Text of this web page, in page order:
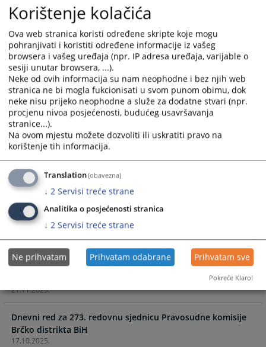
question
key
to
get
the
keyboard
shortcuts
for
changing
dates.
question
key
to
get
the
keyboard
shortcuts
for
changing
30.04.2026.
Dnevni red za 279. redovnu sjednicu Pravosudne komisije
Brčko distrikta BiH
19.03.2026.
Dnevni red za 278. redovnu sjednicu Pravosudne komisije
Brčko distrikta BiH
20.02.2026.
Dnevni red za 277. redovnu sjednicu Pravosudne komisije
Brčko distrikta BiH
23.01.2026.
Dnevni red za 276. redovnu sjednicu Pravosudne komisije
Brčko distrikta BiH
23.12.2025.
Dnevni red za 275. redovnu sjednicu Pravosudne komisije
Brčko distrikta BiH
21.11.2025.
Dnevni red za 274. redovnu sjednicu Pravosudne komisije
17.10.2025.
Dnevni red za 273. redovnu sjednicu Pravosudne komisije
Brčko distrikta BiH
Korištenje kolačića
Ova web stranica koristi određene skripte koje mogu
pohranjivati i koristiti određene informacije iz vašeg
browsera i vašeg uređaja (npr. IP adresa uređaja, varijable o
sesiji unutar browsera, ...).
Neke od ovih informacija su nam neophodne i bez njih web
stranica ne bi mogla fukcionisati u svom punom obimu, dok
neke nisu prijeko neophodne a služe za dodatne stvari (npr.
procjenu nivoa posjećenosti, budućeg usavršavanja
stranice...).
Na ovom mjestu možete dozvoliti ili uskratiti pravo na
korištenje tih informacija.
Translation(obavezna)
↓ 2 Servisi treće strane
Analitika o posjećenosti stranica
↓ 2 Servisi treće strane
Ne prihvatam Prihvatam odabrane Prihvatam sve
Pokreće Klaro!